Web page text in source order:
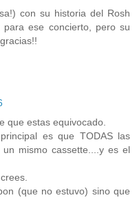
con su historia del Rosh
ese concierto, pero su
que estas equivocado.
es que TODAS las
mismo cassette....y es el
(que no estuvo) sino que